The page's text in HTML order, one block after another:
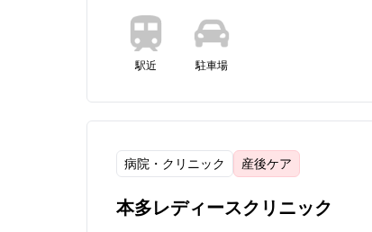
駅近 駐車場
病院・クリニック 産後ケア
本多レディースクリニック